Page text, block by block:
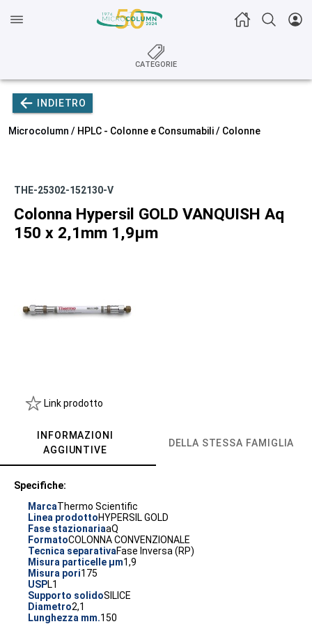
CATEGORIE
INDIETRO
Microcolumn / HPLC - Colonne e Consumabili/ Colonne
THE-25302-152130-V
Colonna Hypersil GOLD VANQUISH Aq
150 x 2,1mm 1,9µm
Link prodotto
INFORMAZIONI
AGGIUNTIVE
DELLA STESSA FAMIGLIA
Specifiche:
MarcaThermo Scientific
Linea prodottoHYPERSIL GOLD
Fase stazionariaaQ
FormatoCOLONNA CONVENZIONALE
Tecnica separativaFase Inversa (RP)
Misura particelle µm1,9
Misura pori175
USPL1
Supporto solidoSILICE
Diametro2,1
Lunghezza mm.150